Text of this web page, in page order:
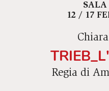
SALA
12 / 17
Regia di